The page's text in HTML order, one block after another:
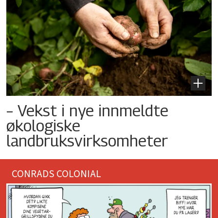
– Vekst i nye innmeldte
økologiske
landbruksvirksomheter
CONRADS COLONIAL